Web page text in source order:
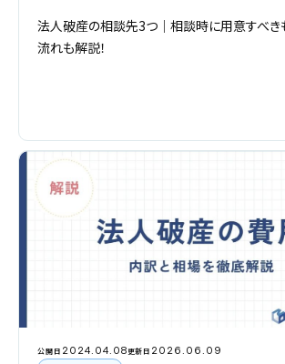
法人破産の相談先3つ｜相談時に用意すべき
流れも解説！
公開日 2024.04.08更新日 2026.06.09